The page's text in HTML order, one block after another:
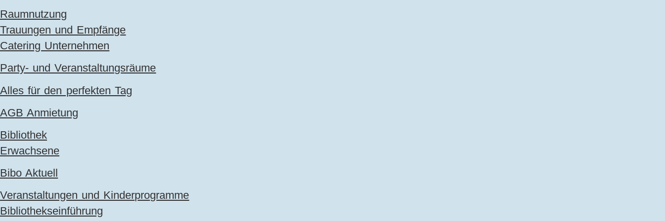
Raumnutzung
Trauungen und Empfänge
Catering Unternehmen
Party- und Veranstaltungsräume
Alles für den perfekten Tag
AGB Anmietung
Bibliothek
Erwachsene
Bibo Aktuell
Veranstaltungen und Kinderprogramme
Bibliothekseinführung